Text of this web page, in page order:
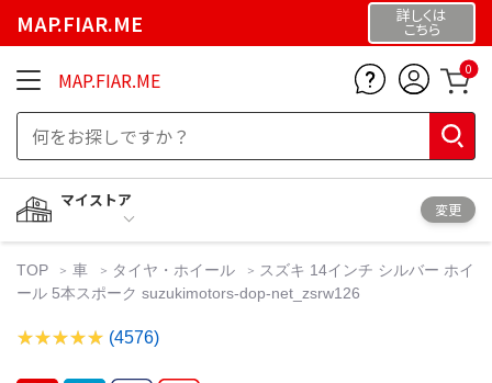
MAP.FIAR.ME 詳しくは
こちら
MAP.FIAR.ME 0
マイストア
変更
TOP 車 タイヤ・ホイール
スズキ 14インチ シルバー ホイ
ール 5本スポーク suzukimotors-dop-net_zsrw126
(4576)